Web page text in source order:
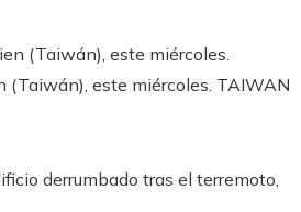
(Taiwán), este miércoles. TAIWAN